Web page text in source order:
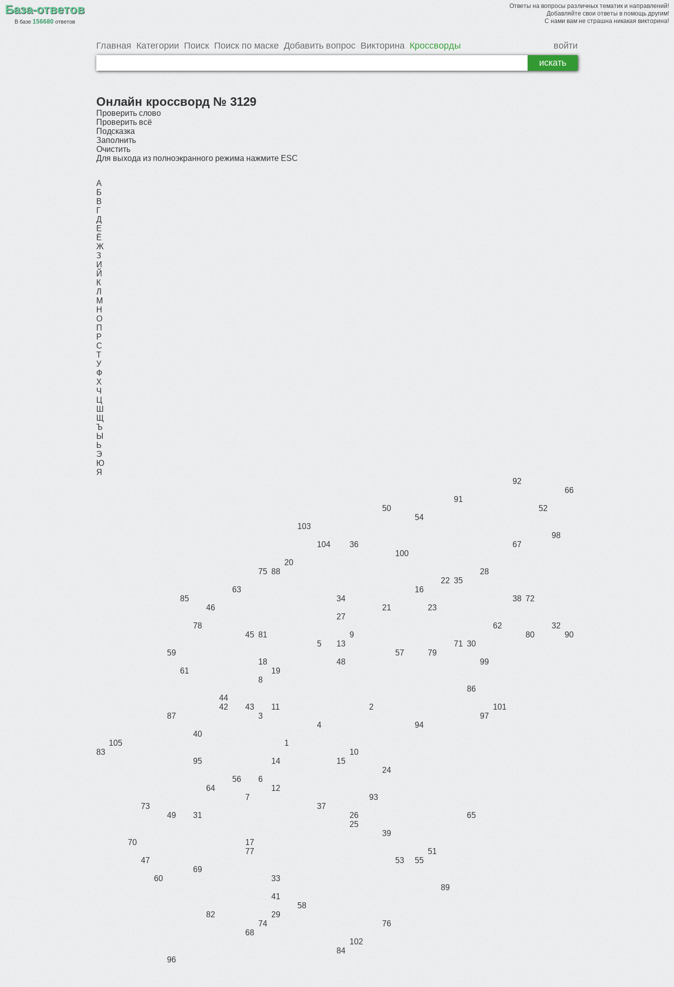
База-ответов
В базе 156680 ответов
Ответы на вопросы различных тематик и направлений!
Добавляйте свои ответы в помощь другим!
С нами вам не страшна никакая викторина!
Главная Категории Поиск Поиск по маске Добавить вопрос Викторина Кроссворды войти
Онлайн кроссворд № 3129
Проверить слово
Проверить всё
Подсказка
Заполнить
Очистить
Для выхода из полноэкранного режима нажмите ESC
А
Б
В
Г
Д
Е
Ё
Ж
З
И
Й
К
Л
М
Н
О
П
Р
С
Т
У
Ф
Х
Ч
Ц
Ш
Щ
Ъ
Ы
Ь
Э
Ю
Я
92
66
91
50
52
54
103
98
104
36
67
100
20
75 88
28
22 35
63
16
85
34 38 72
46
21
23
27
78
62
32
45 81 9 80
90
5
13 71 30
59
57
79
18
48
99
61
19
8
86
44
42
43 11 2
101
87
3
97
4
94
40
105
1
83
10
95
14
15
24
56
6
64
12
7
93
73
37
49
31 26
65
25
39
70
17
77
51
47
53
55
69
60
33
89
41
58
82
29
74
76
68
102
84
96